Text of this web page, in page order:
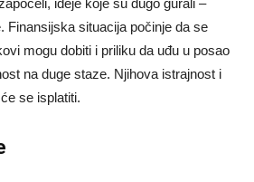
Finansijska situacija počinje da se
mogu dobiti i priliku da uđu u posao
na duge staze. Njihova istrajnost i
se isplatiti.